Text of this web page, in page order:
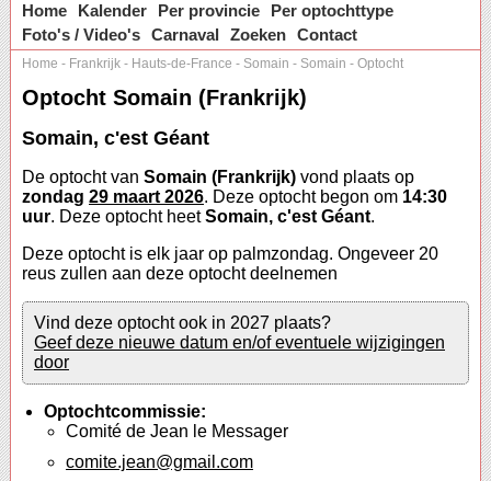
Home
Kalender Per provincie
Per optochttype
Foto's / Video's Carnaval Zoeken Contact
Home - Frankrijk - Hauts-de-France - Somain - Somain - Optocht
Optocht Somain (Frankrijk)
Somain, c'est Géant
De optocht van Somain (Frankrijk) vond plaats op
zondag 29 maart 2026. Deze optocht begon om 14:30
uur. Deze optocht heetSomain, c'est Géant.
Deze optocht is elk jaar op palmzondag. Ongeveer 20
reus zullen aan deze optocht deelnemen
Vind deze optocht ook in 2027 plaats?
Geef deze nieuwe datum en/of eventuele wijzigingen
door
Optochtcommissie:
Comité de Jean le Messager
comite.jean@gmail.com